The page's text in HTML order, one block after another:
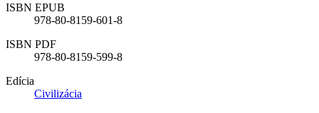
ISBN EPUB
978-80-8159-601-8
ISBN PDF
978-80-8159-599-8
Edícia
Civilizácia